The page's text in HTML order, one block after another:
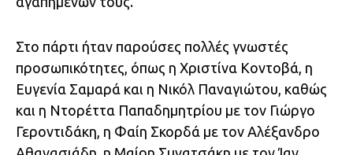
Στο πάρτι ήταν παρούσες πολλές γνωστές
προσωπικότητες, όπως η Χριστίνα Κοντοβά, η
Ευγενία Σαμαρά και η Νικόλ Παναγιώτου, καθώς
και η Ντορέττα Παπαδημητρίου με τον Γιώργο
Γεροντιδάκη, η Φαίη Σκορδά με τον Αλέξανδρο